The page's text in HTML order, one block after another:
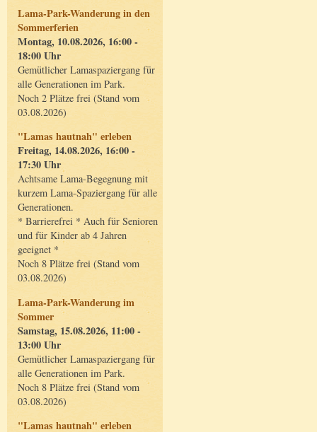
Lama-Park-Wanderung in den
Sommerferien
Montag, 10.08.2026, 16:00 -
18:00 Uhr
Gemütlicher Lamaspaziergang für
alle Generationen im Park.
Noch 2 Plätze frei (Stand vom
03.08.2026)
"Lamas hautnah" erleben
Freitag, 14.08.2026, 16:00 -
17:30 Uhr
Achtsame Lama-Begegnung mit
kurzem Lama-Spaziergang für alle
Generationen.
* Barrierefrei * Auch für Senioren
und für Kinder ab 4 Jahren
geeignet *
Noch 8 Plätze frei (Stand vom
03.08.2026)
Lama-Park-Wanderung im
Sommer
Samstag, 15.08.2026, 11:00 -
13:00 Uhr
Gemütlicher Lamaspaziergang für
alle Generationen im Park.
Noch 8 Plätze frei (Stand vom
03.08.2026)
"Lamas hautnah" erleben